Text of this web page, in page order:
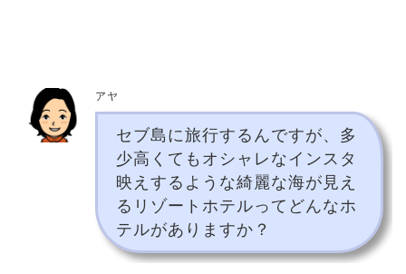
アヤ
セブ島に旅行するんですが、多
少高くてもオシャレなインスタ
映えするような綺麗な海が見え
るリゾートホテルってどんなホ
テルがありますか？